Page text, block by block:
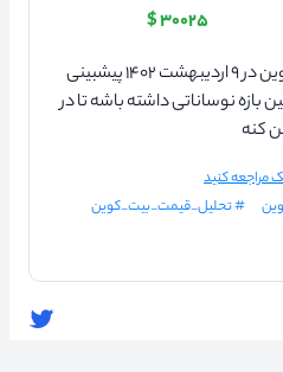
۳۰۰۲۵ $
تحلیل تکنیکال بیت کوین در ۹ اردیبهشت ۱۴۰۲ پیشبینی
بازه نوساناتی داشته باشه تا در
کنه
مراجعه کنید
# تحلیل_قیمت_بیت_کوین